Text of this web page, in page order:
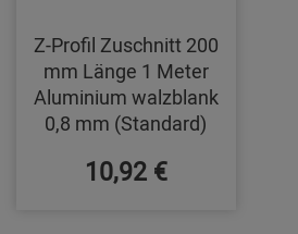
Z-Profil Zuschnitt 200
mm Länge 1 Meter
Aluminium walzblank
0,8 mm (Standard)
10,92 €